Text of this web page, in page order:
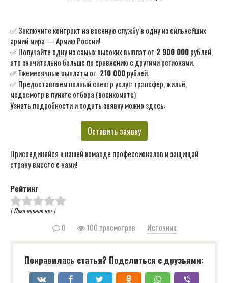
✅ Заключите контракт на военную службу в одну из сильнейших
армий мира — Армию России!
✅ Получайте одну из самых высоких выплат от 2 900 000рублей,
это значительно больше по сравнению с другими регионами.
✅ Ежемесячные выплаты от 210 000рублей.
✅ Предоставляем полный спектр услуг: трансфер, жильё,
медосмотр в пункте отбора (военкомате)
Узнать подробности и подать заявку можно здесь:
Оставить заявку
Присоединяйся к нашей команде профессионалов и защищай
страну вместе с нами!
Рейтинг
( Пока оценок нет )
0 100 просмотров Источник
Понравилась статья? Поделиться с друзьями: